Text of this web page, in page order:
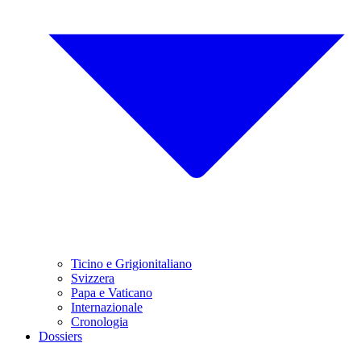
Ticino e Grigionitaliano
Svizzera
Papa e Vaticano
Internazionale
Cronologia
Dossiers